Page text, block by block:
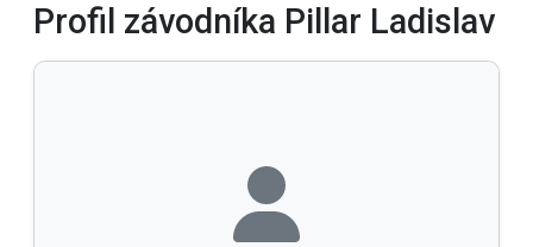
Profil závodníka Pillar Ladislav